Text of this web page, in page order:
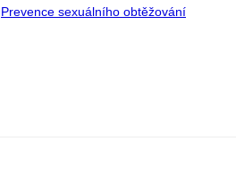
Prevence sexuálního obtěžování